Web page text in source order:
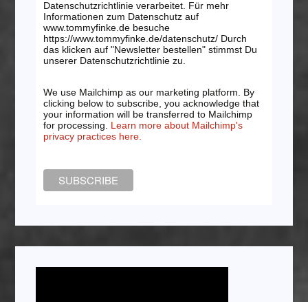
Datenschutzrichtlinie verarbeitet. Für mehr
Informationen zum Datenschutz auf
www.tommyfinke.de besuche
https://www.tommyfinke.de/datenschutz/ Durch
das klicken auf "Newsletter bestellen" stimmst Du
unserer Datenschutzrichtlinie zu.
We use Mailchimp as our marketing platform. By
clicking below to subscribe, you acknowledge that
your information will be transferred to Mailchimp
for processing. Learn more about Mailchimp's
privacy practices here.